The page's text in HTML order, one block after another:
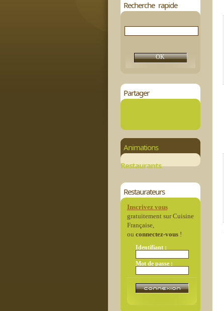
Recherche rapide
Partager
Animations
Restaurants
Restaurateurs
Inscrivez vous
gratuitement sur Cuisine
Française,
ou connectez-vous!
Identifiant :
Mot de passe :